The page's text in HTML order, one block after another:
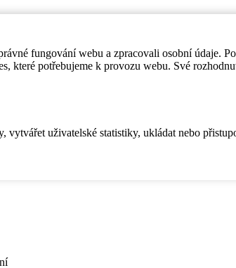
fungování webu a zpracovali osobní údaje.
které potřebujeme k provozu webu. Své
uživatelské statistiky, ukládat nebo